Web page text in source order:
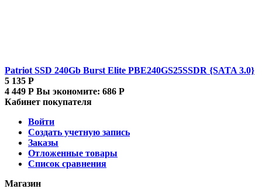
Patriot SSD 240Gb Burst Elite PBE240GS25SSDR {SATA 3.0}
5 135 Р
4 449 Р Вы экономите: 686 Р
Кабинет покупателя
Войти
Создать учетную запись
Заказы
Отложенные товары
Список сравнения
Магазин